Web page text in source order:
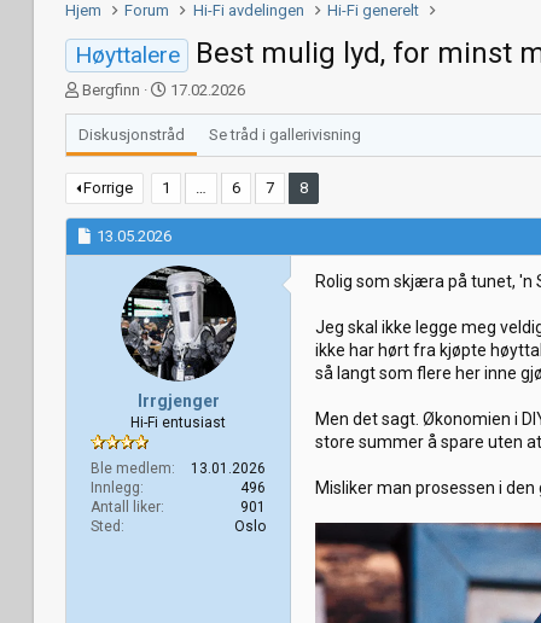
Hjem Forum Hi-Fi avdelingen Hi-Fi generelt
Høyttalere Best mulig lyd, for minst
T
r
å
d
s
t
a
r
Bergfinn
S
t
a
r
t
a
t
o
17.02.2026
Diskusjonstråd Se tråd i gallerivisning
Forrige 1 … 6 7 8
13.05.2026
Irrgjenger
Hi-Fi entusiast
Ble medlem
13.01.2026
Innlegg
496
Antall liker
901
Sted
Oslo
Rolig som skjæra på tunet, 'n
Jeg skal ikke legge meg
ikke har hørt fra kjøpte
så langt som flere her inne
Men det sagt. Økonomien i
store summer å spare uten
Misliker man prosessen i